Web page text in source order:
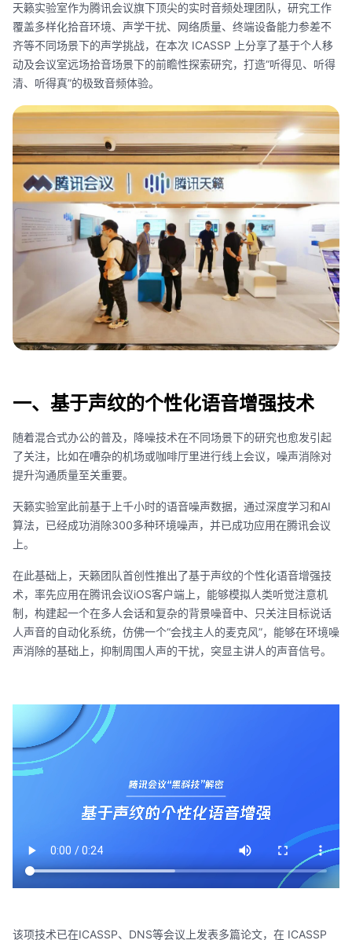
天籁实验室作为腾讯会议旗下顶尖的实时音频处理团队，研究工作
覆盖多样化拾音环境、声学干扰、网络质量、终端设备能力参差不
齐等不同场景下的声学挑战，在本次 ICASSP 上分享了基于个人移
动及会议室远场拾音场景下的前瞻性探索研究，打造“听得见、听得
清、听得真”的极致音频体验。
一、基于声纹的个性化语音增强技术
随着混合式办公的普及，降噪技术在不同场景下的研究也愈发引起
了关注，比如在嘈杂的机场或咖啡厅里进行线上会议，噪声消除对
提升沟通质量至关重要。
天籁实验室此前基于上千小时的语音噪声数据，通过深度学习和AI
算法，已经成功消除300多种环境噪声，并已成功应用在腾讯会议
上。
在此基础上，天籁团队首创性推出了基于声纹的个性化语音增强技
术，率先应用在腾讯会议iOS客户端上，能够模拟人类听觉注意机
制，构建起一个在多人会话和复杂的背景噪音中、只关注目标说话
人声音的自动化系统，仿佛一个“会找主人的麦克风”，能够在环境噪
声消除的基础上，抑制周围人声的干扰，突显主讲人的声音信号。
该项技术已在ICASSP、DNS等会议上发表多篇论文，在 ICASSP